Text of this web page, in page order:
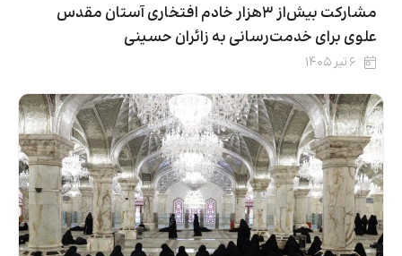
مشارکت بیش‌از ۳هزار خادم افتخاری آستان مقدس
علوی برای خدمت‌رسانی به زائران حسینی
۶ تیر ۱۴۰۵